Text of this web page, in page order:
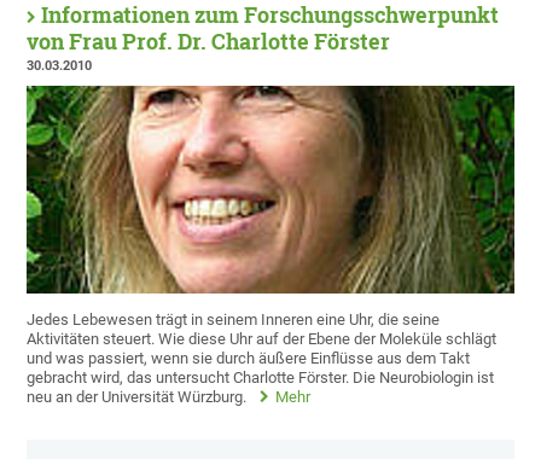
Informationen zum Forschungsschwerpunkt
von Frau Prof. Dr. Charlotte Förster
30.03.2010
Jedes Lebewesen trägt in seinem Inneren eine Uhr, die seine
Aktivitäten steuert. Wie diese Uhr auf der Ebene der Moleküle schlägt
und was passiert, wenn sie durch äußere Einflüsse aus dem Takt
gebracht wird, das untersucht Charlotte Förster. Die Neurobiologin ist
neu an der Universität Würzburg.
Mehr